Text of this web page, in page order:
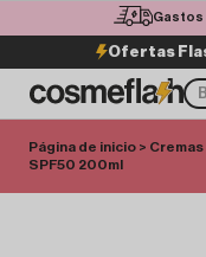
Gastos
Ofertas
Página de inicio >
SPF50 200ml